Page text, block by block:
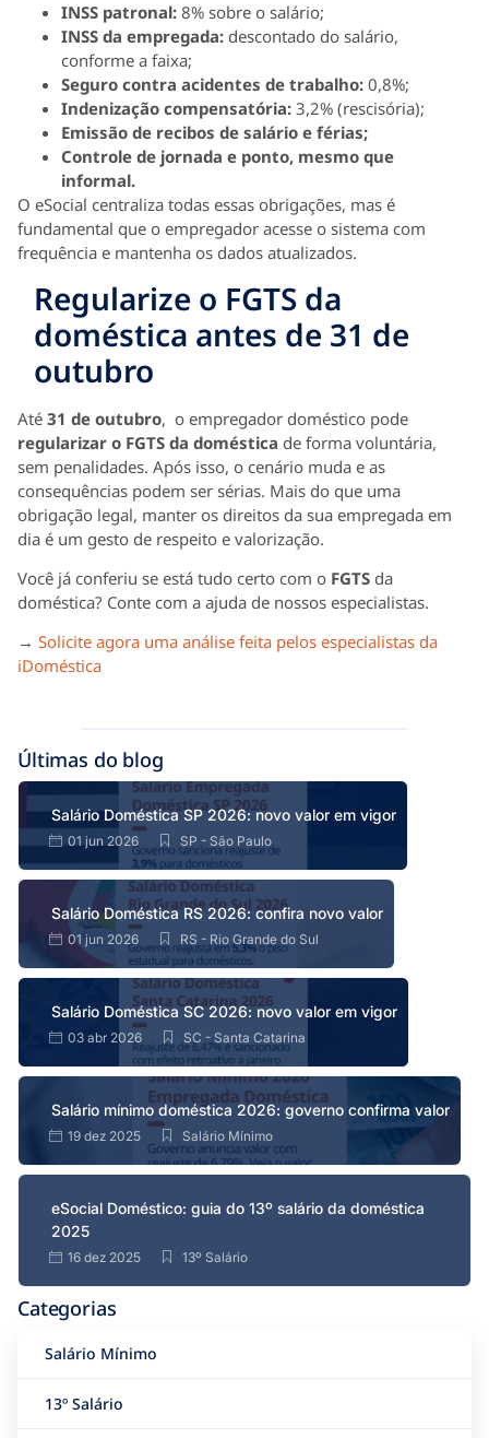
INSS patronal: 8% sobre o salário;
INSS da empregada: descontado do salário,
conforme a faixa;
Seguro contra acidentes de trabalho: 0,8%;
Indenização compensatória: 3,2% (rescisória);
Emissão de recibos de salário e férias;
Controle de jornada e ponto, mesmo que
informal.
O eSocial centraliza todas essas obrigações, mas é
fundamental que o empregador acesse o sistema com
frequência e mantenha os dados atualizados.
Regularize o FGTS da
doméstica antes de 31 de
outubro
Até 31 de outubro, o empregador doméstico pode
regularizar o FGTS da doméstica de forma voluntária,
sem penalidades. Após isso, o cenário muda e as
consequências podem ser sérias. Mais do que uma
obrigação legal, manter os direitos da sua empregada em
dia é um gesto de respeito e valorização.
Você já conferiu se está tudo certo com o FGTS da
doméstica? Conte com a ajuda de nossos especialistas.
→ Solicite agora uma análise feita pelos especialistas da
iDoméstica
Últimas do blog
Salário Doméstica SP 2026: novo valor em vigor
01 jun 2026 SP - São Paulo
Salário Doméstica RS 2026: confira novo valor
01 jun 2026 RS - Rio Grande do Sul
Salário Doméstica SC 2026: novo valor em vigor
03 abr 2026 SC - Santa Catarina
Salário mínimo doméstica 2026: governo confirma valor
19 dez 2025 Salário Mínimo
eSocial Doméstico: guia do 13º salário da doméstica
2025
16 dez 2025 13º Salário
Categorias
Salário Mínimo
13º Salário